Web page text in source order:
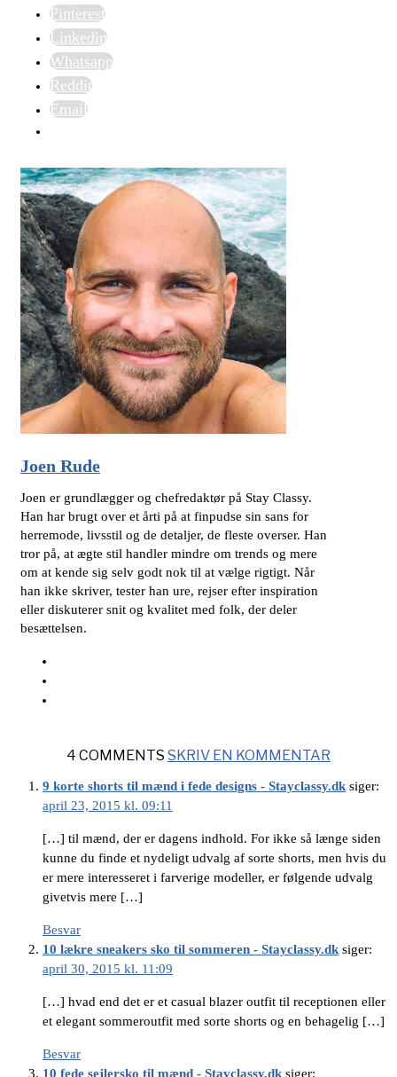
Pinterest
Linkedin
Whatsapp
Reddit
Email
Joen Rude
Joen er grundlægger og chefredaktør på Stay Classy.
Han har brugt over et årti på at finpudse sin sans for
herremode, livsstil og de detaljer, de fleste overser. Han
tror på, at ægte stil handler mindre om trends og mere
om at kende sig selv godt nok til at vælge rigtigt. Når
han ikke skriver, tester han ure, rejser efter inspiration
eller diskuterer snit og kvalitet med folk, der deler
besættelsen.
4 COMMENTS SKRIV EN KOMMENTAR
9 korte shorts til mænd i fede designs - Stayclassy.dk siger:
april 23, 2015 kl. 09:11
[…] til mænd, der er dagens indhold. For ikke så længe siden
kunne du finde et nydeligt udvalg af sorte shorts, men hvis du
er mere interesseret i farverige modeller, er følgende udvalg
givetvis mere […]
Besvar
10 lækre sneakers sko til sommeren - Stayclassy.dk siger:
april 30, 2015 kl. 11:09
[…] hvad end det er et casual blazer outfit til receptionen eller
et elegant sommeroutfit med sorte shorts og en behagelig […]
Besvar
10 fede sejlersko til mænd - Stayclassy.dk siger: